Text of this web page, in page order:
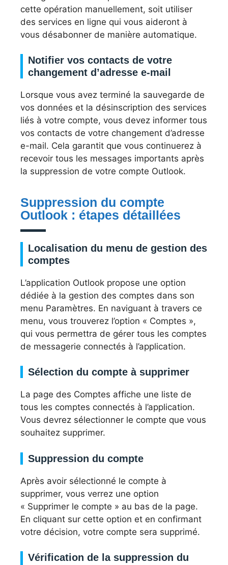
cette opération manuellement, soit utiliser
des services en ligne qui vous aideront à
vous désabonner de manière automatique.
Notifier vos contacts de votre
changement d’adresse e-mail
Lorsque vous avez terminé la sauvegarde de
vos données et la désinscription des services
liés à votre compte, vous devez informer tous
vos contacts de votre changement d’adresse
e-mail. Cela garantit que vous continuerez à
recevoir tous les messages importants après
la suppression de votre compte Outlook.
Suppression du compte
Outlook : étapes détaillées
Localisation du menu de gestion des
comptes
L’application Outlook propose une option
dédiée à la gestion des comptes dans son
menu Paramètres. En naviguant à travers ce
menu, vous trouverez l’option « Comptes »,
qui vous permettra de gérer tous les comptes
de messagerie connectés à l’application.
Sélection du compte à supprimer
La page des Comptes affiche une liste de
tous les comptes connectés à l’application.
Vous devrez sélectionner le compte que vous
souhaitez supprimer.
Suppression du compte
Après avoir sélectionné le compte à
supprimer, vous verrez une option
« Supprimer le compte » au bas de la page.
En cliquant sur cette option et en confirmant
votre décision, votre compte sera supprimé.
Vérification de la suppression du